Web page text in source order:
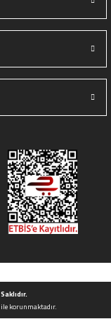
korunmaktadır.